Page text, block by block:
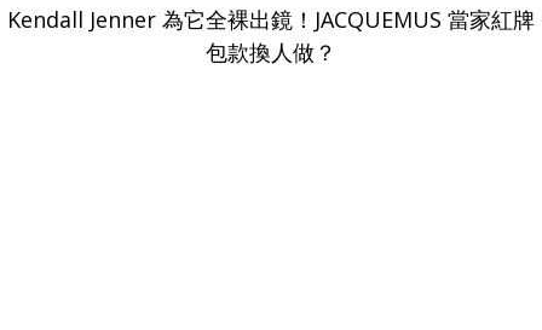
Kendall Jenner 為它全裸出鏡！JACQUEMUS 當家紅牌
包款換人做？